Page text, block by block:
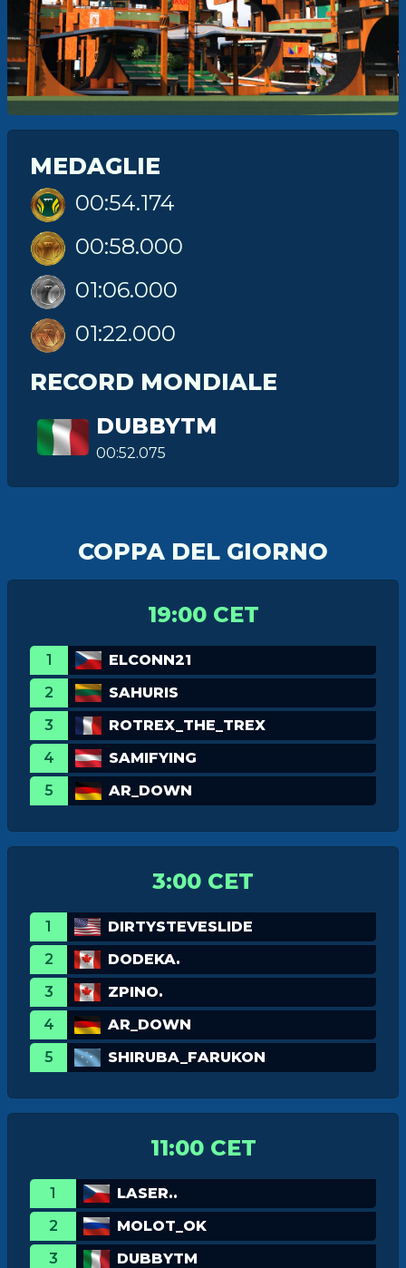
MEDAGLIE
00:54.174
00:58.000
01:06.000
01:22.000
RECORD MONDIALE
DUBBYTM
00:52.075
COPPA DEL GIORNO
19:00 CET
1
ELCONN21
2
SAHURIS
3
ROTREX_THE_TREX
4
SAMIFYING
5
AR_DOWN
3:00 CET
1
DIRTYSTEVESLIDE
2
DODEKA.
3
ZPINO.
4
AR_DOWN
5
SHIRUBA_FARUKON
11:00 CET
1
LASER..
2
MOLOT_OK
3
DUBBYTM